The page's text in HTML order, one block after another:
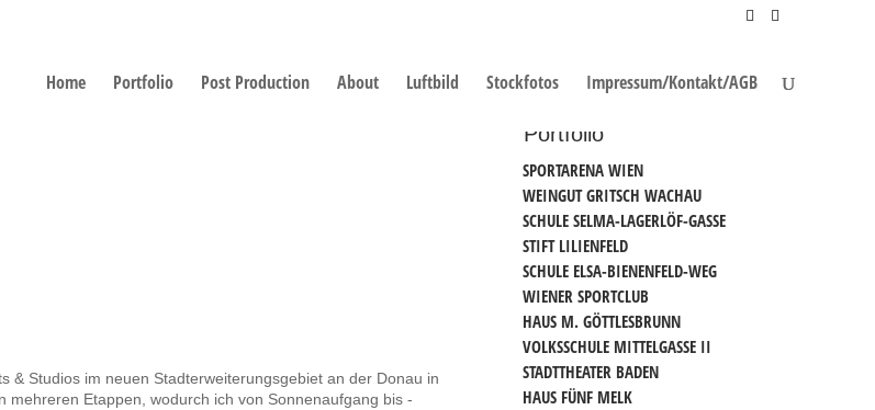
Home Portfolio Post Production About Luftbild Stockfotos Impressum/Kontakt/AGB
Studios im neuen Stadterweiterungsgebiet an der Donau in
Etappen, wodurch ich von Sonnenaufgang bis -
Portfolio
SPORTARENA WIEN
WEINGUT GRITSCH WACHAU
SCHULE SELMA-LAGERLÖF-GASSE
STIFT LILIENFELD
SCHULE ELSA-BIENENFELD-WEG
WIENER SPORTCLUB
HAUS M. GÖTTLESBRUNN
VOLKSSCHULE MITTELGASSE II
STADTTHEATER BADEN
HAUS FÜNF MELK